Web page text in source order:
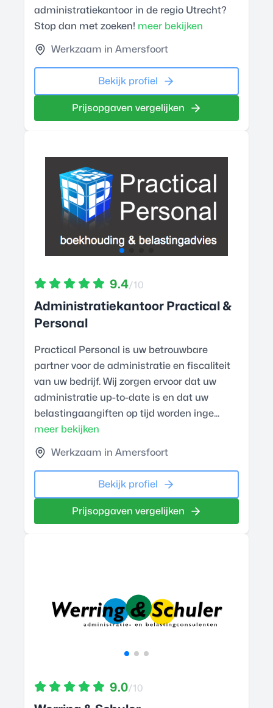
administratiekantoor in de regio Utrecht?
Stop dan met zoeken! meer bekijken
Werkzaam in Amersfoort
Bekijk profiel
Prijsopgaven vergelijken
9.4/10
Administratiekantoor Practical &
Personal
Practical Personal is uw betrouwbare
partner voor de administratie en fiscaliteit
van uw bedrijf. Wij zorgen ervoor dat uw
administratie up-to-date is en dat uw
belastingaangiften op tijd worden inge...
meer bekijken
Werkzaam in Amersfoort
Bekijk profiel
Prijsopgaven vergelijken
9.0/10